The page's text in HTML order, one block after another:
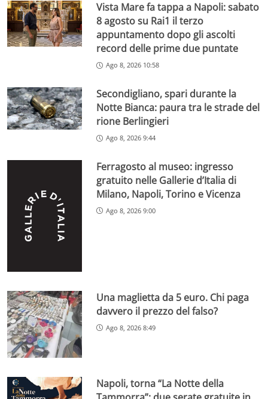
Vista Mare fa tappa a Napoli: sabato
8 agosto su Rai1 il terzo
appuntamento dopo gli ascolti
record delle prime due puntate
Ago 8, 2026 10:58
Secondigliano, spari durante la
Notte Bianca: paura tra le strade del
rione Berlingieri
Ago 8, 2026 9:44
Ferragosto al museo: ingresso
gratuito nelle Gallerie d’Italia di
Milano, Napoli, Torino e Vicenza
Ago 8, 2026 9:00
Una maglietta da 5 euro. Chi paga
davvero il prezzo del falso?
Ago 8, 2026 8:49
Napoli, torna “La Notte della